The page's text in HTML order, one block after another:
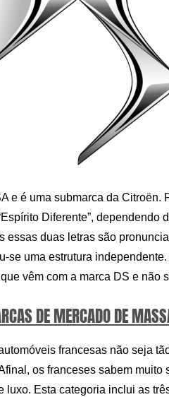
e é uma submarca da Citroën.
Diferente”, dependendo
essas duas letras são
se uma estrutura
vêm com a marca DS e não
DE MERCADO DE
francesas não seja
os franceses sabem muito
luxo. Esta categoria inclui as